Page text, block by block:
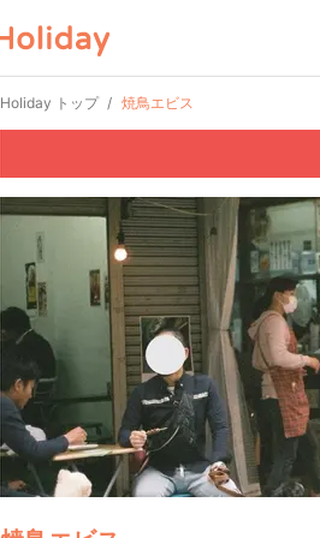
Holiday トップ 焼鳥エビス